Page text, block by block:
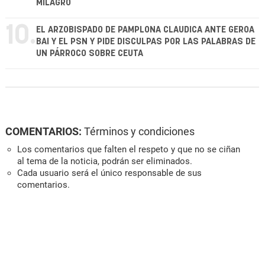
MILAGRO
10. EL ARZOBISPADO DE PAMPLONA CLAUDICA ANTE GEROA
BAI Y EL PSN Y PIDE DISCULPAS POR LAS PALABRAS DE
UN PÁRROCO SOBRE CEUTA
COMENTARIOS: Términos y condiciones
Los comentarios que falten el respeto y que no se ciñan
al tema de la noticia, podrán ser eliminados.
Cada usuario será el único responsable de sus
comentarios.